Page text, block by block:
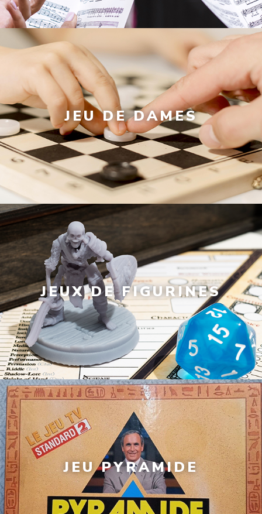
JEU DE DAMES
JEUX DE FIGURINES
JEU PYRAMIDE